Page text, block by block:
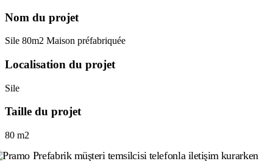
Nom du projet
Sile 80m2 Maison préfabriquée
Localisation du projet
Sile
Taille du projet
80 m2